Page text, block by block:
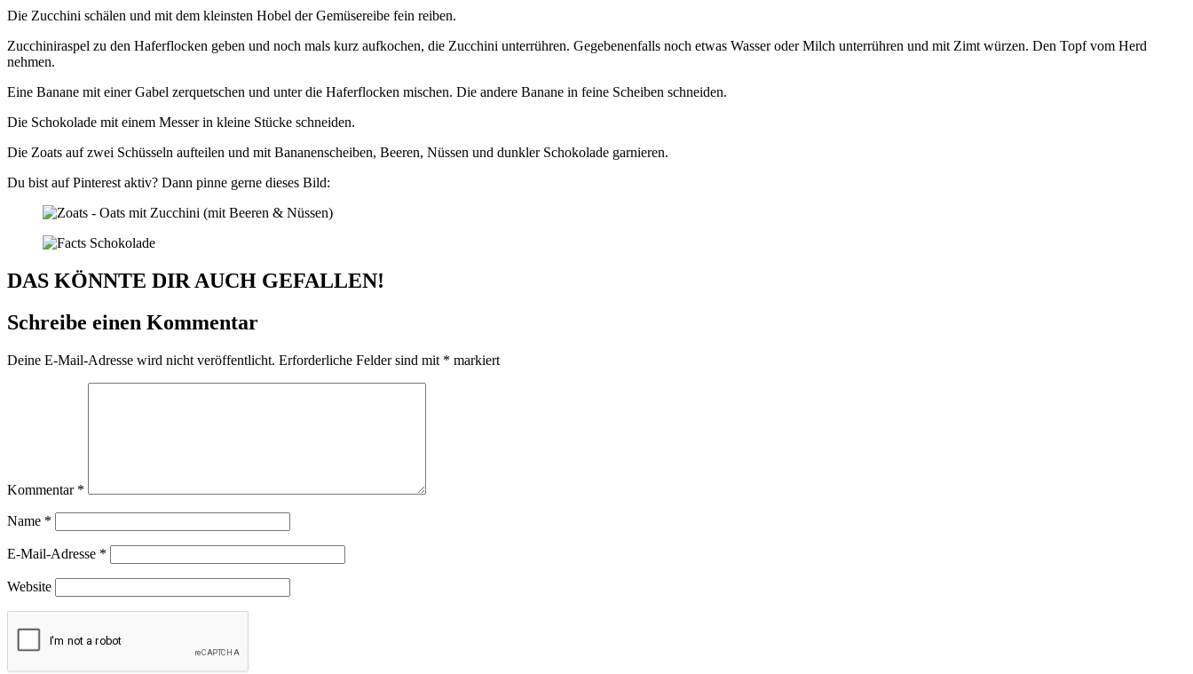
Die Zucchini schälen und mit dem kleinsten Hobel der Gemüsereibe fein reiben.
Zucchiniraspel zu den Haferflocken geben und noch mals kurz aufkochen, die Zucchini unterrühren. Gegebenenfalls noch etwas Wasser oder Milch unterrühren und mit Zimt würzen. Den Topf vom Herd
nehmen.
Eine Banane mit einer Gabel zerquetschen und unter die Haferflocken mischen. Die andere Banane in feine Scheiben schneiden.
Die Schokolade mit einem Messer in kleine Stücke schneiden.
Die Zoats auf zwei Schüsseln aufteilen und mit Bananenscheiben, Beeren, Nüssen und dunkler Schokolade garnieren.
Du bist auf Pinterest aktiv? Dann pinne gerne dieses Bild:
DAS KÖNNTE DIR AUCH GEFALLEN!
Schreibe einen Kommentar
Deine E-Mail-Adresse wird nicht veröffentlicht. Erforderliche Felder sind mit * markiert
Kommentar *
Name *
E-Mail-Adresse *
Website